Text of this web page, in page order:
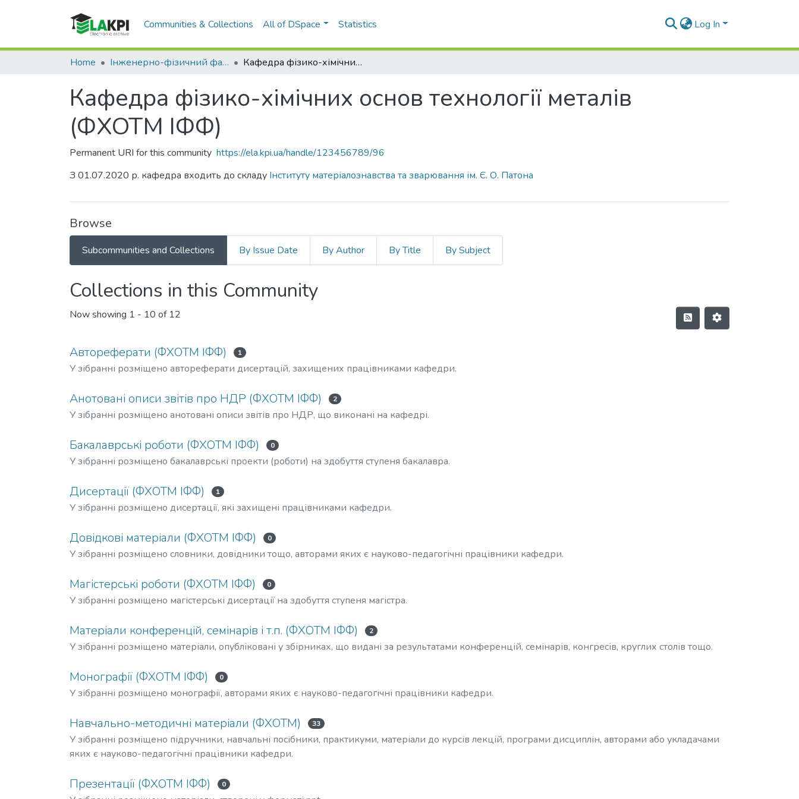
Communities & Collections All of DSpace Statistics Log In
Home Інженерно-фізичний факультет (ІФФ) Кафедра фізико-хімічних основ технології металів (ФХОТМ ІФФ)
Кафедра фізико-хімічних основ технології металів
(ФХОТМ ІФФ)
Permanent URI for this community https://ela.kpi.ua/handle/123456789/96
З 01.07.2020 р. кафедра входить до складу Інституту матеріалознавства та зварювання ім. Є. О. Патона
Browse
Subcommunities and Collections By Issue Date By Author By Title By Subject
Collections in this Community
Now showing 1 - 10 of 12
Автореферати (ФХОТМ ІФФ) 1
У зібранні розміщено автореферати дисертацій, захищених працівниками кафедри.
Анотовані описи звітів про НДР (ФХОТМ ІФФ) 2
У зібранні розміщено анотовані описи звітів про НДР, що виконані на кафедрі.
Бакалаврські роботи (ФХОТМ ІФФ) 0
У зібранні розміщено бакалаврські проекти (роботи) на здобуття ступеня бакалавра.
Дисертації (ФХОТМ ІФФ) 1
У зібранні розміщено дисертації, які захищені працівниками кафедри.
Довідкові матеріали (ФХОТМ ІФФ) 0
У зібранні розміщено словники, довідники тощо, авторами яких є науково-педагогічні працівники кафедри.
Магістерські роботи (ФХОТМ ІФФ) 0
У зібранні розміщено магістерські дисертації на здобуття ступеня магістра.
Матеріали конференцій, семінарів і т.п. (ФХОТМ ІФФ) 2
У зібранні розміщено матеріали, опубліковані у збірниках, що видані за результатами конференцій, семінарів, конгресів, круглих столів тощо.
Монографії (ФХОТМ ІФФ) 0
У зібранні розміщено монографії, авторами яких є науково-педагогічні працівники кафедри.
Навчально-методичні матеріали (ФХОТМ) 33
У зібранні розміщено підручники, навчальні посібники, практикуми, матеріали до курсів лекцій, програми дисциплін, авторами або укладачами
яких є науково-педагогічні працівники кафедри.
Презентації (ФХОТМ ІФФ) 0